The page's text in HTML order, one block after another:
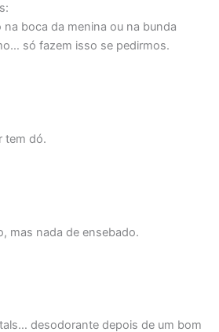
boca da menina ou na bunda
só fazem isso se pedirmos.
tem dó.
mas nada de ensebado.
desodorante depois de um bom